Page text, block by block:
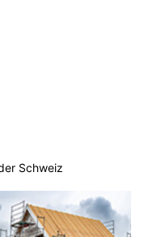
Schweiz